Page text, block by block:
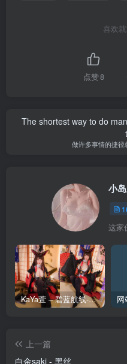
喜欢
点赞8
The shortest way to do
做许多事情的捷
小
这家
KaYa萱 – 碧蓝航线-赤城 [20P_128MB]
上一篇
白金saki - 黑丝